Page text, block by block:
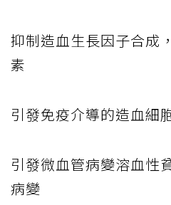
抑制造血生長因子合成
素
引發免疫介導的造血細
引發微血管病變溶血性
病變